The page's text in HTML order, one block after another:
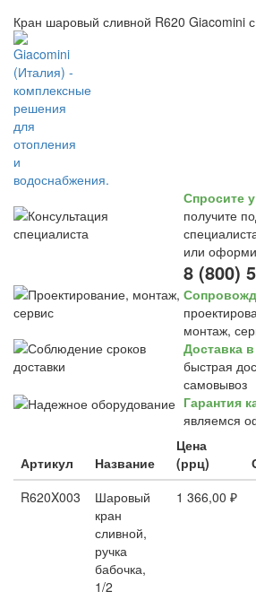
Кран шаровый сливной R620 Giacomini с
Спросите
получите
или
8 (800)
монтаж,
Доставка
быстрая
самовывоз
Гарантия
являемся
Артикул Название
Цена
(ррц)
R620X003
Шаровый
кран
сливной,
ручка
бабочка,
1/2
1 366,00 ₽